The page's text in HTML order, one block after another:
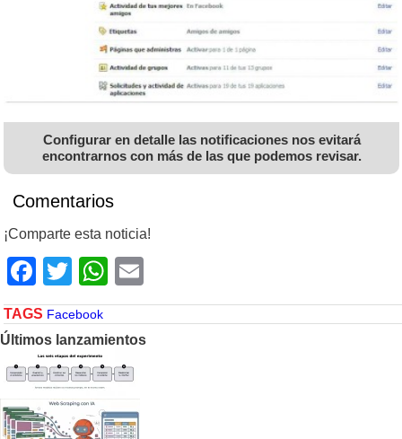
Configurar en detalle las notificaciones nos evitará
encontrarnos con más de las que podemos revisar.
Comentarios
¡Comparte esta noticia!
Facebook
TwitterWhatsApp
TAGS Facebook
Últimos lanzamientos